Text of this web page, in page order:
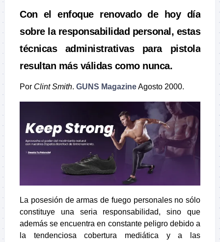
Con el enfoque renovado de hoy día
sobre la responsabilidad personal, estas
técnicas administrativas para pistola
resultan más válidas como nunca.
Por Clint Smith. GUNS MagazineAgosto 2000.
La posesión de armas de fuego personales no sólo
constituye una seria responsabilidad, sino que
además se encuentra en constante peligro debido a
la tendenciosa cobertura mediática y a las